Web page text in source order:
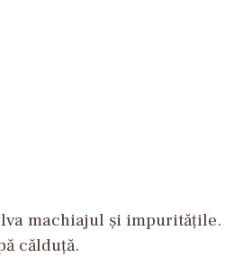
machiajul și impuritățile.
călduță.